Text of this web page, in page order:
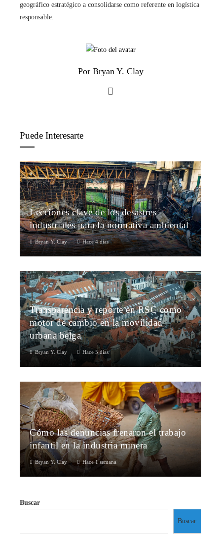
geográfico estratégico a consolidarse como referente en logística
responsable.
Por Bryan Y. Clay
Puede Interesarte
Lecciones clave de los desastres
industriales para la normativa ambiental
Bryan Y. Clay Hace 4 días
Transparencia y reporte en RSC como
motor de cambio en la movilidad
urbana belga
Bryan Y. Clay Hace 5 días
Cómo las denuncias frenaron el trabajo
infantil en la industria minera
Bryan Y. Clay Hace 1 semana
Buscar
Buscar